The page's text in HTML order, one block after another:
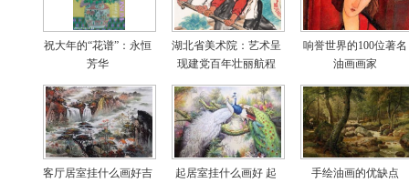
祝大年的“花谱”：永恒
芳华
湖北省美术院：艺术呈
现建党百年壮丽航程
响誉世界的100位著名
油画画家
客厅居室挂什么画好吉
起居室挂什么画好 起
手绘油画的优缺点